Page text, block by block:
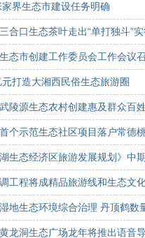
界生态市建设任务明确
合口生态茶叶走出“单打独斗”实
态市创建工作委员会工作会议
打造大湘西民俗生态旅游圈
陵源生态农村创建惠及群众百姓
个示范生态社区项目落户常德
湖生态经济区旅游发展规划》中
工程将成精品旅游线和生态文
地生态环境综合治理 丹顶鹤数
龙洞生态广场龙年将推出语音